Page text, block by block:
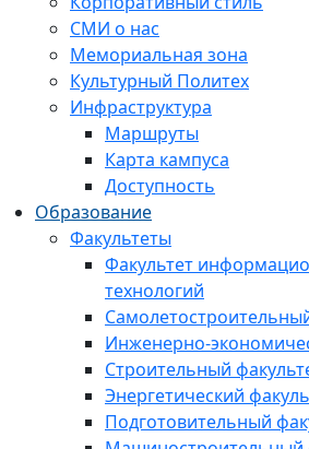
СМИ о нас
Мемориальная зона
Культурный Политех
Инфраструктура
Маршруты
Карта кампуса
Доступность
Образование
Факультеты
Факультет
технологий
Инженерно-
Строительный
Энергетический
Подготовительный